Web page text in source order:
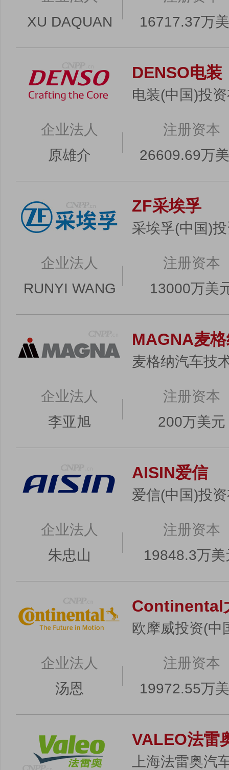
XU DAQUAN
16717.37万
DENSO电装
电装(中国)投
企业法人
原雄介
注册资本
26609.69万
ZF采埃孚
采埃孚(中国)
企业法人
RUNYI WANG
注册资本
13000万美
MAGNA麦
麦格纳汽车技
企业法人
李亚旭
注册资本
200万美元
AISIN爱信
爱信(中国)投
企业法人
朱忠山
注册资本
19848.3万美
Continental
欧摩威投资(中
企业法人
汤恩
注册资本
19972.55万
VALEO法雷
上海法雷奥汽